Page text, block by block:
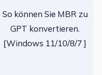
So können Sie MBR zu
GPT konvertieren.
[Windows 11/10/8/7 ]